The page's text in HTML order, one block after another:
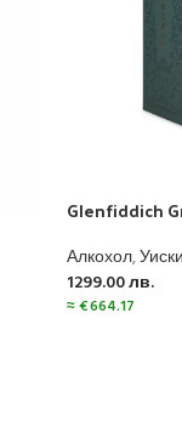
Glenfiddich
Алкохол,Уиски
1299.00лв.
≈€664.17